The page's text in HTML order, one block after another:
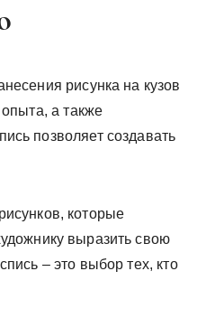
рисунка на кузов
а также
позволяет создавать
которые
выразить свою
– это выбор тех, кто